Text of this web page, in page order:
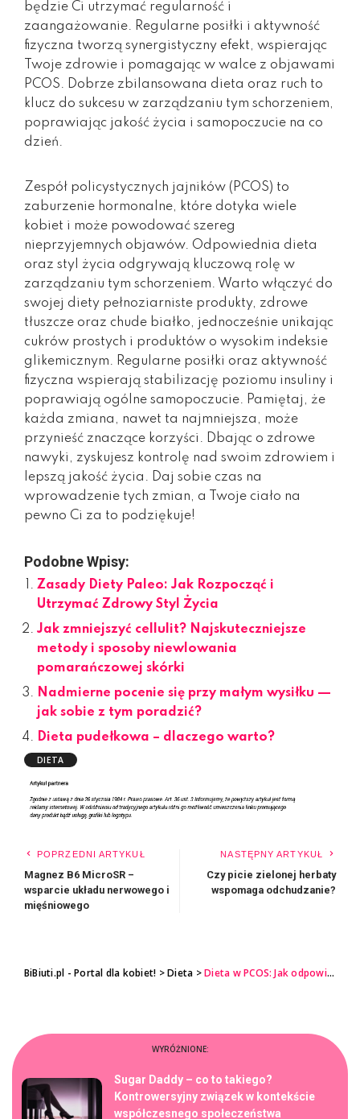
będzie Ci utrzymać regularność i
zaangażowanie. Regularne posiłki i aktywność
fizyczna tworzą synergistyczny efekt, wspierając
Twoje zdrowie i pomagając w walce z objawami
PCOS. Dobrze zbilansowana dieta oraz ruch to
klucz do sukcesu w zarządzaniu tym schorzeniem,
poprawiając jakość życia i samopoczucie na co
dzień.
Zespół policystycznych jajników (PCOS) to
zaburzenie hormonalne, które dotyka wiele
kobiet i może powodować szereg
nieprzyjemnych objawów. Odpowiednia dieta
oraz styl życia odgrywają kluczową rolę w
zarządzaniu tym schorzeniem. Warto włączyć do
swojej diety pełnoziarniste produkty, zdrowe
tłuszcze oraz chude białko, jednocześnie unikając
cukrów prostych i produktów o wysokim indeksie
glikemicznym. Regularne posiłki oraz aktywność
fizyczna wspierają stabilizację poziomu insuliny i
poprawiają ogólne samopoczucie. Pamiętaj, że
każda zmiana, nawet ta najmniejsza, może
przynieść znaczące korzyści. Dbając o zdrowe
nawyki, zyskujesz kontrolę nad swoim zdrowiem i
lepszą jakość życia. Daj sobie czas na
wprowadzenie tych zmian, a Twoje ciało na
pewno Ci za to podziękuje!
Podobne Wpisy:
Zasady Diety Paleo: Jak Rozpocząć i
Utrzymać Zdrowy Styl Życia
Jak zmniejszyć cellulit? Najskuteczniejsze
metody i sposoby niewlowania
pomarańczowej skórki
Nadmierne pocenie się przy małym wysiłku —
jak sobie z tym poradzić?
Dieta pudełkowa – dlaczego warto?
DIETA
POPRZEDNI ARTYKUŁ
Magnez B6 MicroSR –
wsparcie układu nerwowego i
mięśniowego
NASTĘPNY ARTYKUŁ
Czy picie zielonej herbaty
wspomaga odchudzanie?
BiBiuti.pl - Portal dla kobiet! >Dieta >Dieta w PCOS: Jak odpowiednie żywienie wspiera walkę z objawami zespołu policystycznych jajników?
WYRÓŻNIONE:
Sugar Daddy – co to takiego?
Kontrowersyjny związek w kontekście
współczesnego społeczeństwa